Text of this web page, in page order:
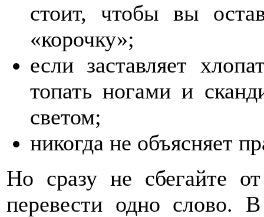
стоит, чтобы вы
«корочку»;
если заставляет
топать ногами и
светом;
никогда не объясняет
Но сразу не сбегайте
перевести одно слово.